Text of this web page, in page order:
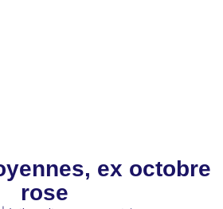
ex octobre
rose